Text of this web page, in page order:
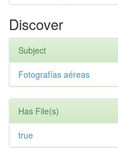
Discover
Subject
Fotografías aéreas
Has File(s)
true